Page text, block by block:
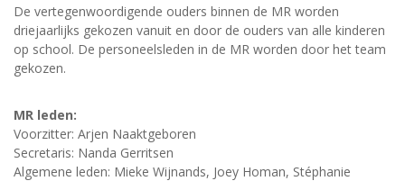
De vertegenwoordigende ouders binnen de MR worden
driejaarlijks gekozen vanuit en door de ouders van alle kinderen
op school. De personeelsleden in de MR worden door het team
gekozen.
MR leden:
Voorzitter: Arjen Naaktgeboren
Secretaris: Nanda Gerritsen
Algemene leden: Mieke Wijnands, Joey Homan, Stéphanie